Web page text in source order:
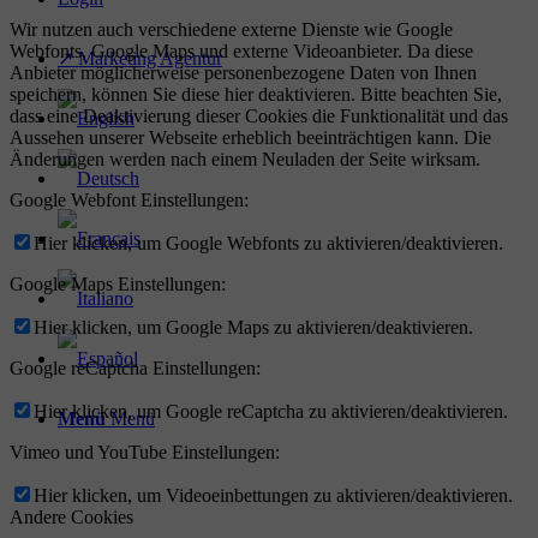
↗ Marketing Agentur
Menü Menü
Wir nutzen auch verschiedene externe Dienste wie Google
Webfonts, Google Maps und externe Videoanbieter. Da diese
Anbieter möglicherweise personenbezogene Daten von Ihnen
speichern, können Sie diese hier deaktivieren. Bitte beachten Sie,
dass eine Deaktivierung dieser Cookies die Funktionalität und das
Aussehen unserer Webseite erheblich beeinträchtigen kann. Die
Änderungen werden nach einem Neuladen der Seite wirksam.
Google Webfont Einstellungen:
Hier klicken, um Google Webfonts zu aktivieren/deaktivieren.
Google Maps Einstellungen:
Hier klicken, um Google Maps zu aktivieren/deaktivieren.
Google reCaptcha Einstellungen:
Hier klicken, um Google reCaptcha zu aktivieren/deaktivieren.
Vimeo und YouTube Einstellungen:
Hier klicken, um Videoeinbettungen zu aktivieren/deaktivieren.
Andere Cookies